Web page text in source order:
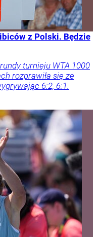
z Polski. Będzie
turnieju WTA 1000
rozprawiła się ze
6:2, 6:1.